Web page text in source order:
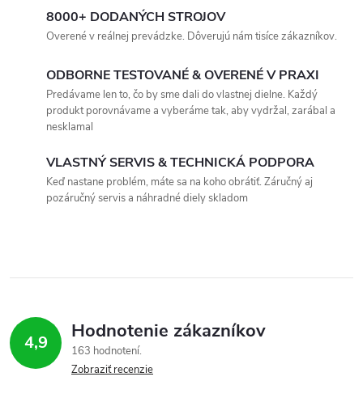
8000+ DODANÝCH STROJOV
Overené v reálnej prevádzke. Dôverujú nám tisíce zákazníkov.
ODBORNE TESTOVANÉ & OVERENÉ V PRAXI
Predávame len to, čo by sme dali do vlastnej dielne. Každý
produkt porovnávame a vyberáme tak, aby vydržal, zarábal a
nesklamal
VLASTNÝ SERVIS & TECHNICKÁ PODPORA
Keď nastane problém, máte sa na koho obrátiť. Záručný aj
pozáručný servis a náhradné diely skladom
4,9 Hodnotenie zákazníkov
163 hodnotení
Zobraziť recenzie